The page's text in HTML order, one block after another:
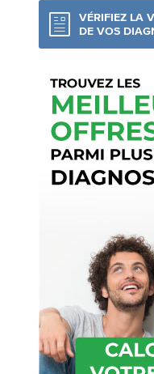
VÉRIFIEZ LA
DE VOS